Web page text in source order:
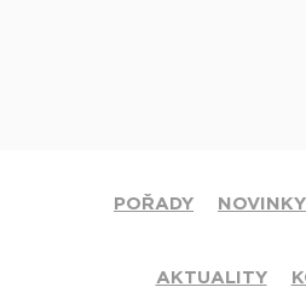
POŘADY NOVINKY
AKTUALITY